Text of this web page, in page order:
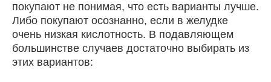
покупают не понимая, что есть варианты лучше.
Либо покупают осознанно, если в желудке
очень низкая кислотность. В подавляющем
большинстве случаев достаточно выбирать из
этих вариантов: